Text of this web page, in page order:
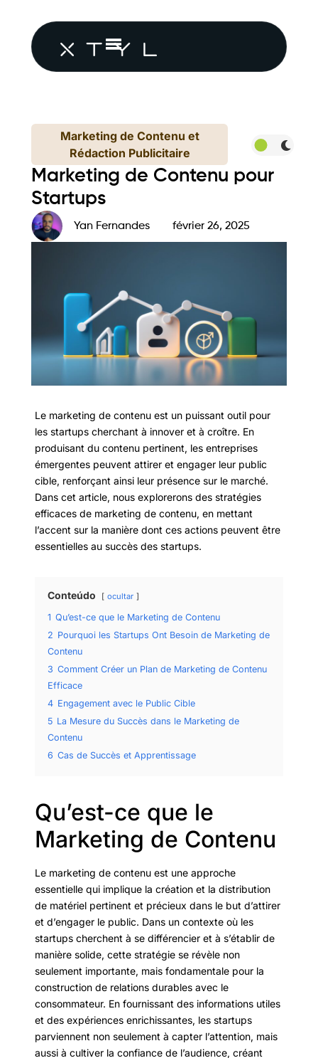
Marketing de Contenu et
Rédaction Publicitaire
Marketing de Contenu pour
Startups
Yan Fernandes février 26, 2025
Le marketing de contenu est un puissant outil pour
les startups cherchant à innover et à croître. En
produisant du contenu pertinent, les entreprises
émergentes peuvent attirer et engager leur public
cible, renforçant ainsi leur présence sur le marché.
Dans cet article, nous explorerons des stratégies
efficaces de marketing de contenu, en mettant
l’accent sur la manière dont ces actions peuvent être
essentielles au succès des startups.
Conteúdo ocultar
1 Qu’est-ce que le Marketing de Contenu
2 Pourquoi les Startups Ont Besoin de Marketing de
Contenu
3 Comment Créer un Plan de Marketing de Contenu
Efficace
4 Engagement avec le Public Cible
5 La Mesure du Succès dans le Marketing de
Contenu
6 Cas de Succès et Apprentissage
Qu’est-ce que le
Marketing de Contenu
Le marketing de contenu est une approche
essentielle qui implique la création et la distribution
de matériel pertinent et précieux dans le but d’attirer
et d’engager le public. Dans un contexte où les
startups cherchent à se différencier et à s’établir de
manière solide, cette stratégie se révèle non
seulement importante, mais fondamentale pour la
construction de relations durables avec le
consommateur. En fournissant des informations utiles
et des expériences enrichissantes, les startups
parviennent non seulement à capter l’attention, mais
aussi à cultiver la confiance de l’audience, créant